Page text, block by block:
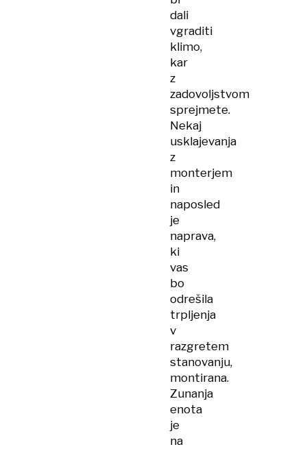
dali
vgraditi
klimo,
kar
z
zadovoljstvom
sprejmete.
Nekaj
usklajevanja
z
monterjem
in
naposled
je
naprava,
ki
vas
bo
odrešila
trpljenja
v
razgretem
stanovanju,
montirana.
Zunanja
enota
je
na